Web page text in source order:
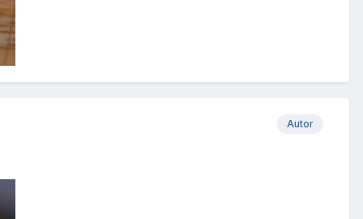
Autor